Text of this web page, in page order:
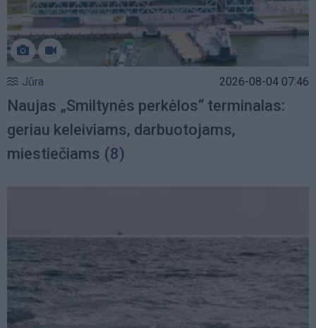
Jūra 2026-08-04 07:46
Naujas „Smiltynės perkėlos“ terminalas:
geriau keleiviams, darbuotojams,
miestiečiams (8)